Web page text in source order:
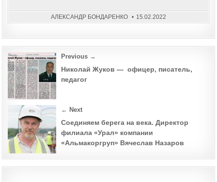
АЛЕКСАНДР БОНДАРЕНКО 15.02.2022
Post
navigation
Previous →
Николай Жуков — офицер, писатель,
педагог
← Next
Соединяем берега на века. Директор
филиала «Урал» компании
«Альмакоргруп» Вячеслав Назаров